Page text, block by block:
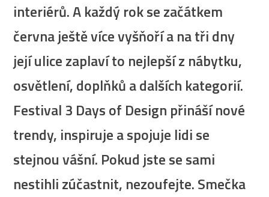
interiérů. A každý rok se začátkem
června ještě více vyšňoří a na tři dny
její ulice zaplaví to nejlepší z nábytku,
osvětlení, doplňků a dalších kategorií.
Festival 3 Days of Design přináší nové
trendy, inspiruje a spojuje lidi se
stejnou vášní. Pokud jste se sami
nestihli zúčastnit, nezoufejte. Smečka